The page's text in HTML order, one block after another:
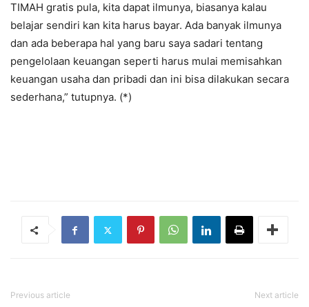
TIMAH gratis pula, kita dapat ilmunya, biasanya kalau
belajar sendiri kan kita harus bayar. Ada banyak ilmunya
dan ada beberapa hal yang baru saya sadari tentang
pengelolaan keuangan seperti harus mulai memisahkan
keuangan usaha dan pribadi dan ini bisa dilakukan secara
sederhana,” tutupnya. (*)
Previous article Next article